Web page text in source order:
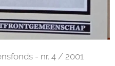
- nr. 4 / 2001